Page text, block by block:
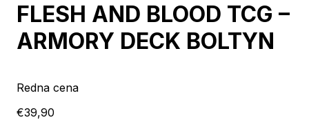
FLESH AND BLOOD TCG –
ARMORY DECK BOLTYN
Redna cena
€39,90